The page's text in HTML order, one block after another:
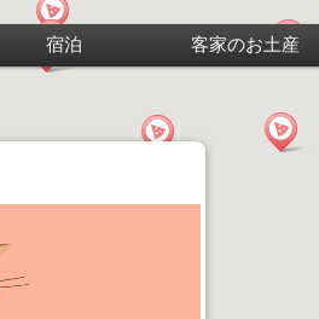
宿泊 客家のお土産